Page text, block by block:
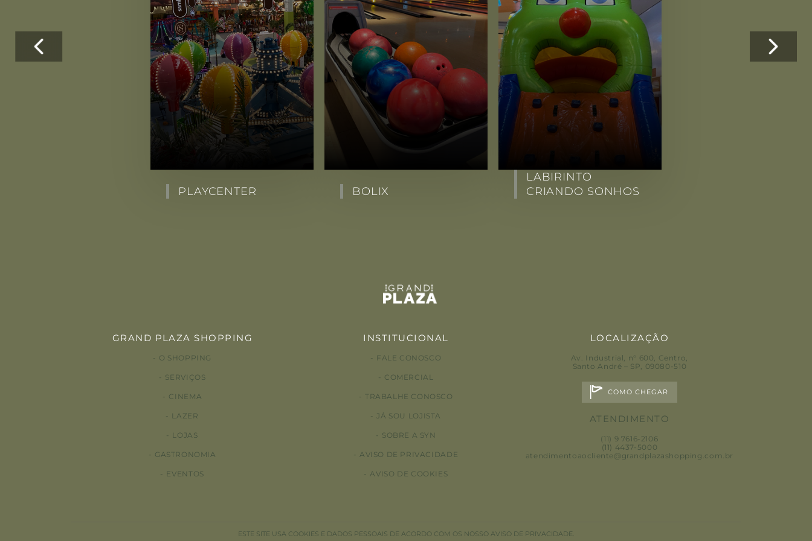
PLAYCENTER BOLIX
LABIRINTO
CRIANDO SONHOS
GRAND PLAZA SHOPPING
O SHOPPING
SERVIÇOS
CINEMA
LAZER
LOJAS
GASTRONOMIA
EVENTOS
INSTITUCIONAL
FALE CONOSCO
COMERCIAL
TRABALHE CONOSCO
JÁ SOU LOJISTA
SOBRE A SYN
AVISO DE PRIVACIDADE
AVISO DE COOKIES
LOCALIZAÇÃO
Av. Industrial, n° 600, Centro,
Santo André – SP, 09080-510
COMO CHEGAR
ATENDIMENTO
(11) 9 7616-2106
(11) 4437-5000
atendimentoaocliente@grandplazashopping.com.br
ESTE SITE USA COOKIES E DADOS PESSOAIS DE ACORDO COM OS NOSSO AVISO DE PRIVACIDADE.